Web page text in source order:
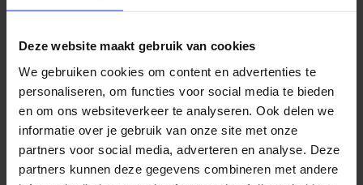
Deze website maakt gebruik van cookies
We gebruiken cookies om content en advertenties te
personaliseren, om functies voor social media te bieden
en om ons websiteverkeer te analyseren. Ook delen we
informatie over je gebruik van onze site met onze
partners voor social media, adverteren en analyse. Deze
partners kunnen deze gegevens combineren met andere